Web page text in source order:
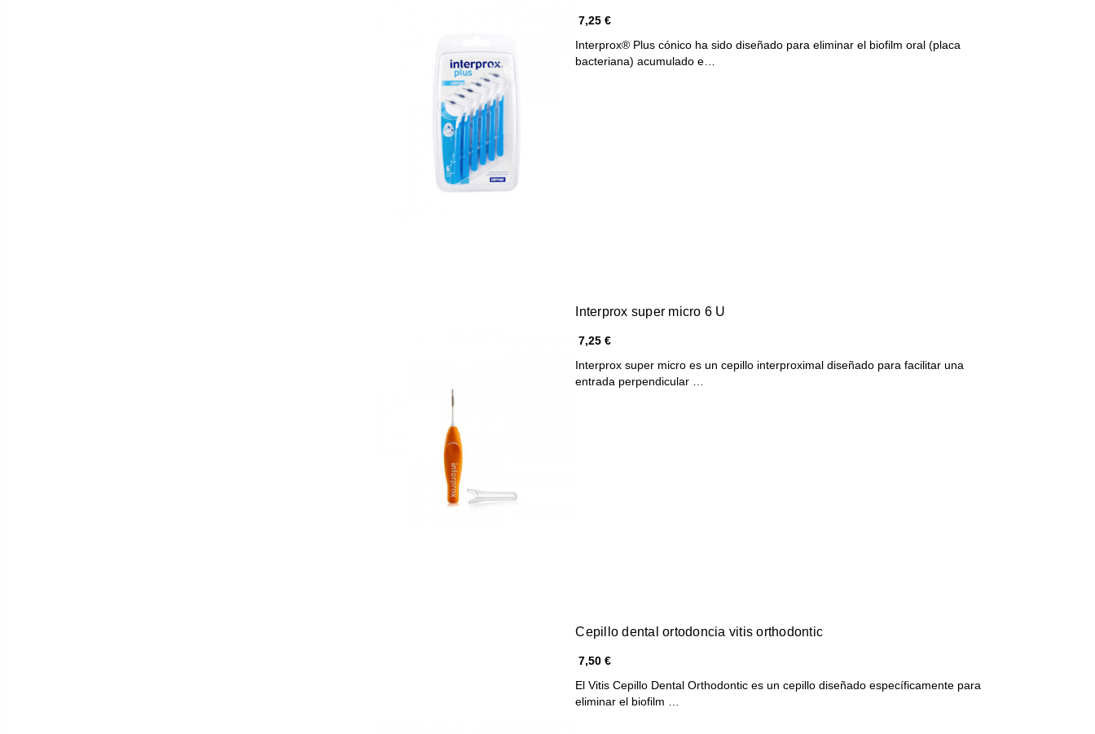
7,25 €
Interprox® Plus cónico ha sido diseñado para eliminar el biofilm oral (placa
bacteriana) acumulado e…
Interprox super micro 6 U
7,25 €
Interprox super micro es un cepillo interproximal diseñado para facilitar una
entrada perpendicular …
Cepillo dental ortodoncia vitis orthodontic
7,50 €
El Vitis Cepillo Dental Orthodontic es un cepillo diseñado específicamente para
eliminar el biofilm …